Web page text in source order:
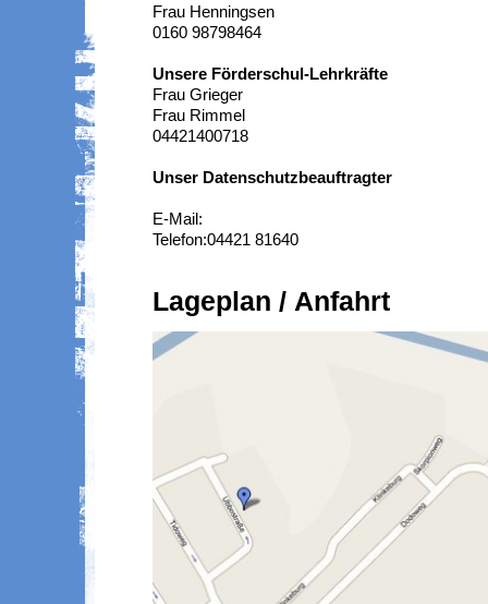
Frau Henningsen
0160 98798464
Unsere Förderschul-Lehrkräfte
Frau Grieger
Frau Rimmel
04421400718
Unser Datenschutzbeauftragter
E-Mail:
Telefon:04421 81640
Lageplan / Anfahrt